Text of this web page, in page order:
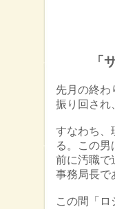
春
「サ
先月の終わ
振り回され
すなわち、
る。この男
前に汚職で
事務局長で
この間「ロ